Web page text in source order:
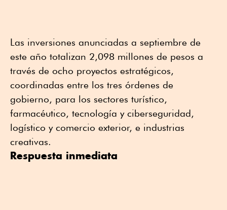
Las inversiones anunciadas a septiembre de
este año totalizan 2,098 millones de pesos a
través de ocho proyectos estratégicos,
coordinadas entre los tres órdenes de
gobierno, para los sectores turístico,
farmacéutico, tecnología y ciberseguridad,
logístico y comercio exterior, e industrias
creativas.
Respuesta inmediata